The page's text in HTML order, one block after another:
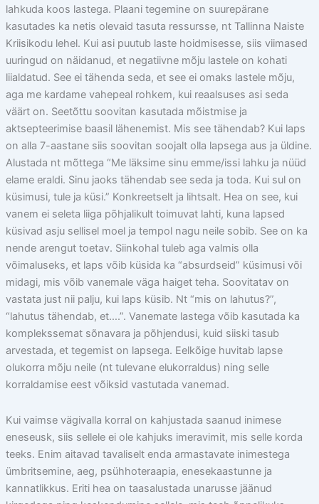
lahkuda koos lastega. Plaani tegemine on suurepärane
kasutades ka netis olevaid tasuta ressursse, nt Tallinna Naiste
Kriisikodu lehel. Kui asi puutub laste hoidmisesse, siis viimased
uuringud on näidanud, et negatiivne mõju lastele on kohati
liialdatud. See ei tähenda seda, et see ei omaks lastele mõju,
aga me kardame vahepeal rohkem, kui reaalsuses asi seda
väärt on. Seetõttu soovitan kasutada mõistmise ja
aktsepteerimise baasil lähenemist. Mis see tähendab? Kui laps
on alla 7-aastane siis soovitan soojalt olla lapsega aus ja üldine.
Alustada nt mõttega “Me läksime sinu emme/issi lahku ja nüüd
elame eraldi. Sinu jaoks tähendab see seda ja toda. Kui sul on
küsimusi, tule ja küsi.” Konkreetselt ja lihtsalt. Hea on see, kui
vanem ei seleta liiga põhjalikult toimuvat lahti, kuna lapsed
küsivad asju sellisel moel ja tempol nagu neile sobib. See on ka
nende arengut toetav. Siinkohal tuleb aga valmis olla
võimaluseks, et laps võib küsida ka “absurdseid” küsimusi või
midagi, mis võib vanemale väga haiget teha. Soovitatav on
vastata just nii palju, kui laps küsib. Nt “mis on lahutus?”,
“lahutus tähendab, et….”. Vanemate lastega võib kasutada ka
komplekssemat sõnavara ja põhjendusi, kuid siiski tasub
arvestada, et tegemist on lapsega. Eelkõige huvitab lapse
olukorra mõju neile (nt tulevane elukorraldus) ning selle
korraldamise eest võiksid vastutada vanemad.
Kui vaimse vägivalla korral on kahjustada saanud inimese
eneseusk, siis sellele ei ole kahjuks imeravimit, mis selle korda
teeks. Enim aitavad tavaliselt enda armastavate inimestega
ümbritsemine, aeg, psühhoteraapia, enesekaastunne ja
kannatlikkus. Eriti hea on taasalustada unarusse jäänud